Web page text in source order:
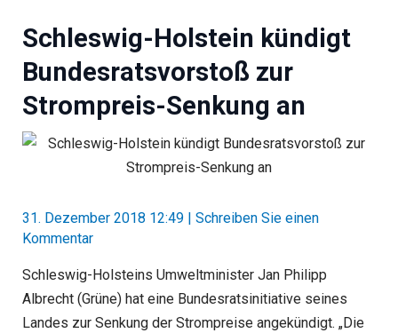
Schleswig-Holstein kündigt
Bundesratsvorstoß zur
Strompreis-Senkung an
31. Dezember 2018 12:49
Schreiben Sie einen
Kommentar
Schleswig-Holsteins Umweltminister Jan Philipp
Albrecht (Grüne) hat eine Bundesratsinitiative seines
Landes zur Senkung der Strompreise angekündigt. „Die